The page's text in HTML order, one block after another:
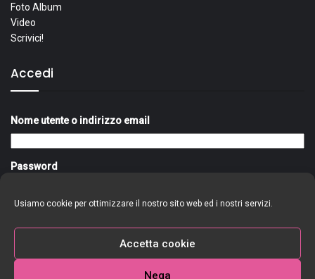
Usiamo cookie per ottimizzare il nostro sito web ed i nostri servizi.
Accetta cookie
Nega
Foto Album
Video
Scrivici!
Accedi
Nome utente o indirizzo email
Password
Ricordami